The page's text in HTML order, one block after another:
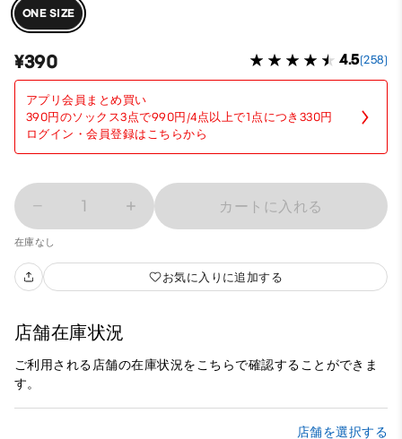
ONE SIZE
¥390 4.5(258)
アプリ会員まとめ買い
390円のソックス3点で990円/4点以上で1点につき330円
ログイン・会員登録はこちらから
1 カートに入れる
在庫なし
お気に入りに追加する
店舗在庫状況
ご利用される店舗の在庫状況をこちらで確認することができま
す。
店舗を選択する